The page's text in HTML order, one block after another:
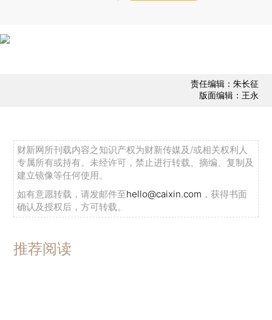
责任编辑：朱长征
版面编辑：王永
财新网所刊载内容之知识产权为财新传媒及/或相关权利人
专属所有或持有。未经许可，禁止进行转载、摘编、复制及
建立镜像等任何使用。
如有意愿转载，请发邮件至hello@caixin.com ，获得书面
确认及授权后，方可转载。
推荐阅读